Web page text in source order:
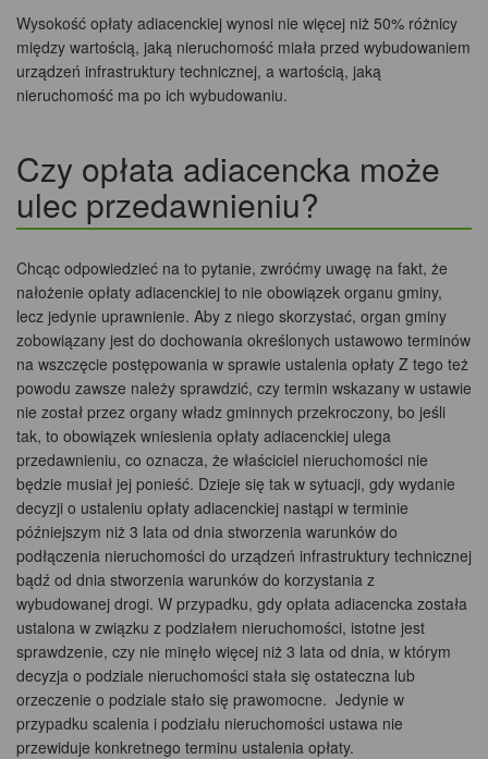
Wysokość opłaty adiacenckiej wynosi nie więcej niż 50% różnicy
między wartością, jaką nieruchomość miała przed wybudowaniem
urządzeń infrastruktury technicznej, a wartością, jaką
nieruchomość ma po ich wybudowaniu.
Czy opłata adiacencka może
ulec przedawnieniu?
Chcąc odpowiedzieć na to pytanie, zwróćmy uwagę na fakt, że
nałożenie opłaty adiacenckiej to nie obowiązek organu gminy,
lecz jedynie uprawnienie. Aby z niego skorzystać, organ gminy
zobowiązany jest do dochowania określonych ustawowo terminów
na wszczęcie postępowania w sprawie ustalenia opłaty Z tego też
powodu zawsze należy sprawdzić, czy termin wskazany w ustawie
nie został przez organy władz gminnych przekroczony, bo jeśli
tak, to obowiązek wniesienia opłaty adiacenckiej ulega
przedawnieniu, co oznacza, że właściciel nieruchomości nie
będzie musiał jej ponieść. Dzieje się tak w sytuacji, gdy wydanie
decyzji o ustaleniu opłaty adiacenckiej nastąpi w terminie
późniejszym niż 3 lata od dnia stworzenia warunków do
podłączenia nieruchomości do urządzeń infrastruktury technicznej
bądź od dnia stworzenia warunków do korzystania z
wybudowanej drogi. W przypadku, gdy opłata adiacencka została
ustalona w związku z podziałem nieruchomości, istotne jest
sprawdzenie, czy nie minęło więcej niż 3 lata od dnia, w którym
decyzja o podziale nieruchomości stała się ostateczna lub
orzeczenie o podziale stało się prawomocne. Jedynie w
przypadku scalenia i podziału nieruchomości ustawa nie
przewiduje konkretnego terminu ustalenia opłaty.